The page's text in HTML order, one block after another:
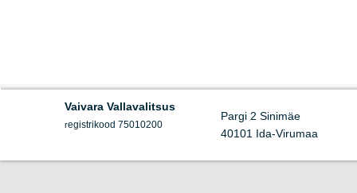
Vaivara Vallavalitsus
registrikood 75010200
Pargi 2 Sinimäe
40101 Ida-Virumaa